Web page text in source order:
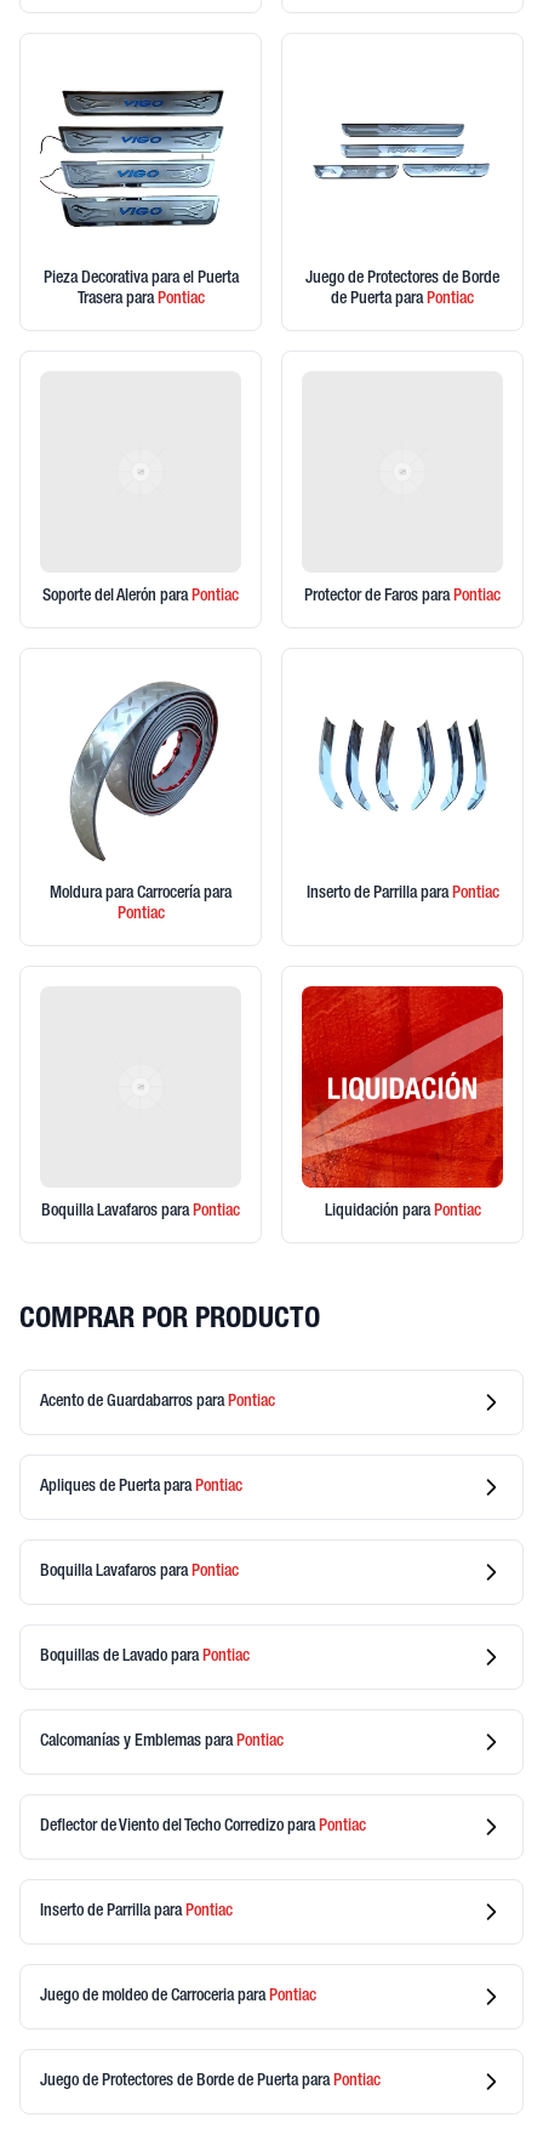
Pieza Decorativa para el Puerta
Trasera paraPontiac
Juego de Protectores de Borde
de Puerta paraPontiac
Soporte del Alerón paraPontiac Protector de Faros paraPontiac
Moldura para Carrocería para
Pontiac
Inserto de Parrilla paraPontiac
Boquilla Lavafaros paraPontiac Liquidación paraPontiac
COMPRAR POR PRODUCTO
Acento de Guardabarros para Pontiac
Apliques de Puertapara Pontiac
Boquilla Lavafaros para Pontiac
Boquillas de Lavado para Pontiac
Calcomanías y Emblemas para Pontiac
Deflector de Viento del Techo Corredizo para Pontiac
Inserto de Parrillapara Pontiac
Juego de moldeo de Carroceriapara Pontiac
Juego de Protectores de Borde de Puertapara Pontiac